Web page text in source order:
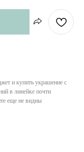
и купить украшение с
в линейке почти
еще не видны